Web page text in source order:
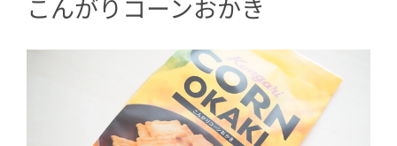
こんがりコーンおかき